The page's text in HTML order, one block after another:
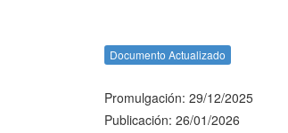
Documento Actualizado
Promulgación: 29/12/2025
Publicación: 26/01/2026